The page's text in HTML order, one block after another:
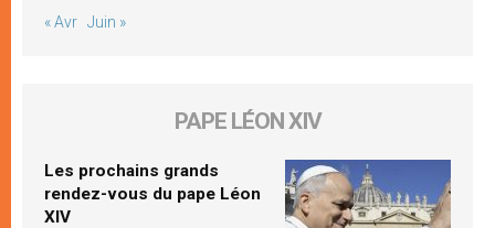
« Avr Juin »
PAPE LÉON XIV
Les prochains grands
rendez-vous du pape Léon
XIV